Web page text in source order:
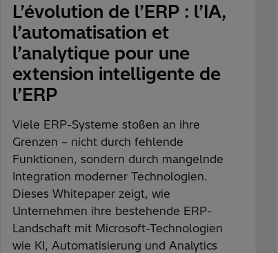
L’évolution de l’ERP : l’IA,
l’automatisation et
l’analytique pour une
extension intelligente de
l’ERP
Viele ERP-Systeme stoßen an ihre
Grenzen – nicht durch fehlende
Funktionen, sondern durch mangelnde
Integration moderner Technologien.
Dieses Whitepaper zeigt, wie
Unternehmen ihre bestehende ERP-
Landschaft mit Microsoft-Technologien
wie KI, Automatisierung und Analytics